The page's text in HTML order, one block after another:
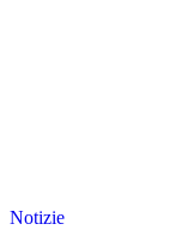
Notizie